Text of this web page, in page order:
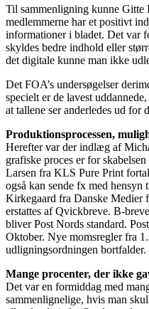
Til sammenligning kunne Gitte
medlemmerne har et positivt
informationer i bladet. Det var
skyldes bedre indhold eller
det digitale kunne man ikke
Det FOA’s undersøgelser
specielt er de lavest
at tallene ser anderledes ud for
Produktionsprocessen,
Herefter var der indlæg af
grafiske proces er for
Larsen fra KLS Pure Print
også kan sende fx med
Kirkegaard fra Danske Medier
erstattes af Qvickbreve. B-
bliver Post Nords standard.
Oktober. Nye momsregler fra
udligningsordningen bortfalder.
Mange procenter, der ikke
Det var en formiddag med
sammenlignelige, hvis man